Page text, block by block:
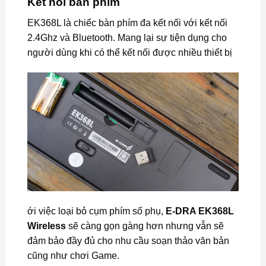
EK368L là chiếc bàn phím đa kết nối với kết nối
2.4Ghz và Bluetooth. Mang lại sự tiện dụng cho
người dùng khi có thể kết nối được nhiều thiết bị
ới việc loại bỏ cụm phím số phụ, E-DRA EK368L
Wireless sẽ càng gọn gàng hơn nhưng vẫn sẽ
đảm bảo đầy đủ cho nhu cầu soạn thảo văn bản
cũng như chơi Game.